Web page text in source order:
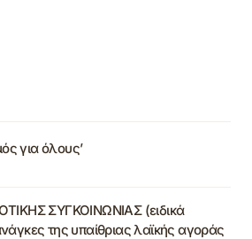
για όλους’
ΣΥΓΚΟΙΝΩΝΙΑΣ (ειδικά
της υπαίθριας λαϊκής αγοράς